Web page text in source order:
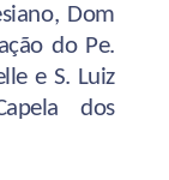
Dom
do Pe.
e S. Luiz
dos